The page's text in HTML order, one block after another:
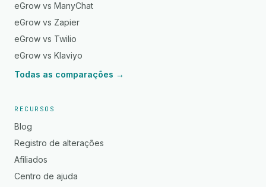
eGrow vs ManyChat
eGrow vs Zapier
eGrow vs Twilio
eGrow vs Klaviyo
Todas as comparações →
RECURSOS
Blog
Registro de alterações
Afiliados
Centro de ajuda